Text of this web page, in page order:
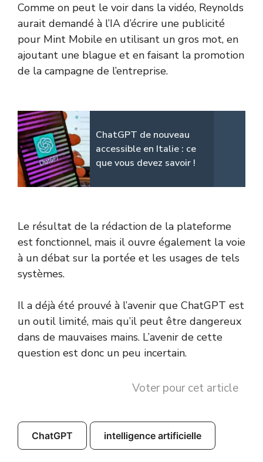
Comme on peut le voir dans la vidéo, Reynolds
aurait demandé à l’IA d’écrire une publicité
pour Mint Mobile en utilisant un gros mot, en
ajoutant une blague et en faisant la promotion
de la campagne de l’entreprise.
ChatGPT de nouveau
accessible en Italie : ce
que vous devez savoir !
Le résultat de la rédaction de la plateforme
est fonctionnel, mais il ouvre également la voie
à un débat sur la portée et les usages de tels
systèmes.
Il a déjà été prouvé à l’avenir que ChatGPT est
un outil limité, mais qu’il peut être dangereux
dans de mauvaises mains. L’avenir de cette
question est donc un peu incertain.
Voter pour cet article
ChatGPT intelligence artificielle